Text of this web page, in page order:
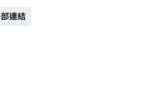
連結